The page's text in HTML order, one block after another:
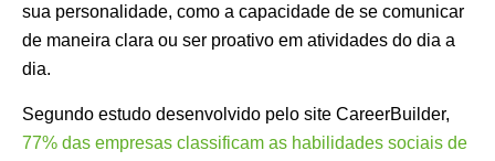
sua personalidade, como a capacidade de se comunicar
de maneira clara ou ser proativo em atividades do dia a
dia.
Segundo estudo desenvolvido pelo site CareerBuilder,
77% das empresas classificam as habilidades sociais de